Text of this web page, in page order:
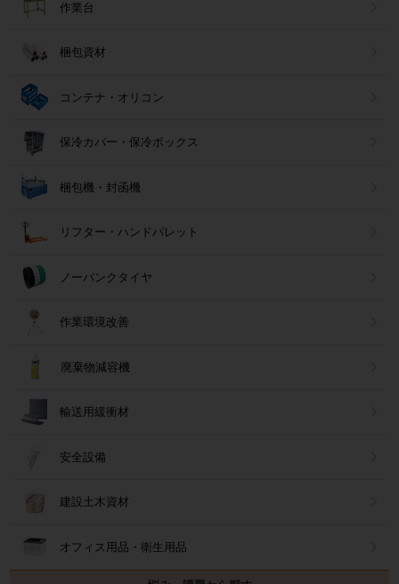
作業台
梱包資材
コンテナ・オリコン
保冷カバー・保冷ボックス
梱包機・封函機
リフター・ハンドパレット
ノーパンクタイヤ
作業環境改善
廃棄物減容機
輸送用緩衝材
安全設備
建設土木資材
オフィス用品・衛生用品